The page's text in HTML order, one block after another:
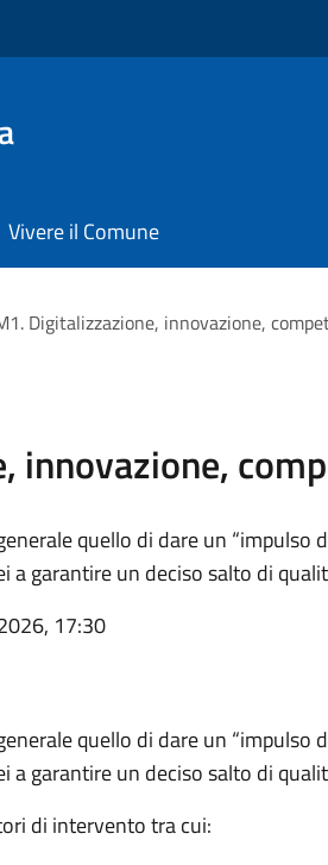
Vivere il Comune
Digitalizzazione, innovazione,
innovazione,
quello di dare un
a garantire un deciso salto di
17:30
quello di dare un
a garantire un deciso salto di
di intervento tra cui: